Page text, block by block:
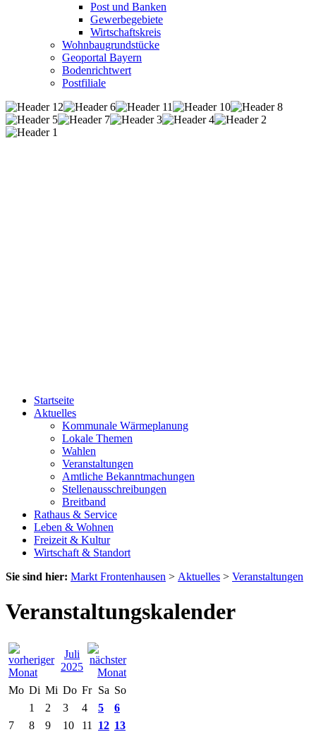
Post und Banken
Gewerbegebiete
Wirtschaftskreis
Wohnbaugrundstücke
Geoportal Bayern
Bodenrichtwert
Postfiliale
Startseite
Aktuelles
Kommunale Wärmeplanung
Lokale Themen
Wahlen
Veranstaltungen
Amtliche Bekanntmachungen
Stellenausschreibungen
Breitband
Rathaus & Service
Leben & Wohnen
Freizeit & Kultur
Wirtschaft & Standort
Sie sind hier: Markt Frontenhausen > Aktuelles > Veranstaltungen
Veranstaltungskalender
Juli
2025
Mo Di Mi Do Fr Sa So
1
2 3 4 5
6
7
8 9 10 11 12 13